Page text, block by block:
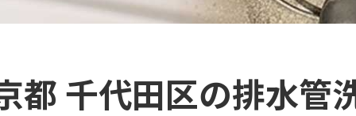
都 千代田区の排水管